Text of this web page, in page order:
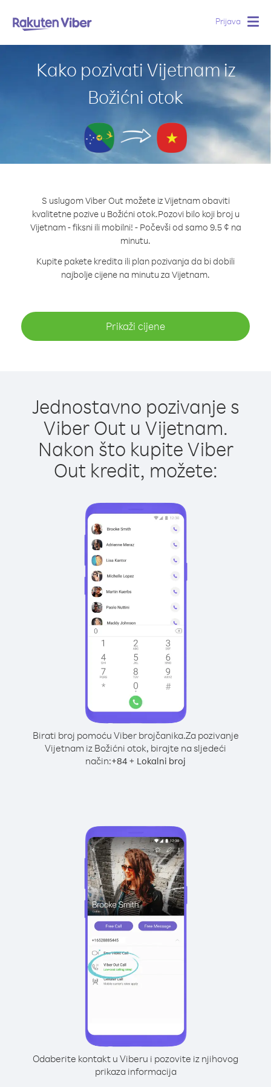
Prijava
Kako pozivati Vijetnam iz
Božićni otok
S uslugom Viber Out možete iz Vijetnam obaviti
kvalitetne pozive u Božićni otok.Pozovi bilo koji broj u
Vijetnam - fiksni ili mobilni! - Počevši od samo 9.5 ¢ na
minutu.
Kupite pakete kredita ili plan pozivanja da bi dobili
najbolje cijene na minutu za Vijetnam.
Prikaži cijene
Jednostavno pozivanje s
Viber Out u Vijetnam.
Nakon što kupite Viber
Out kredit, možete:
Birati broj pomoću Viber brojčanika.Za pozivanje
Vijetnam iz Božićni otok, birajte na sljedeći
način:+84 + Lokalni broj
Odaberite kontakt u Viberu i pozovite iz njihovog
prikaza informacija